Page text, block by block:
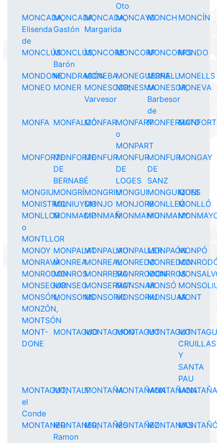
Oto
MONCADA,
Elisenda
de
MONCADA,
Gastón
MONCADA,
Margarida
MONCAYOMONCH MONCÍN
MONCLÚSMONCLÚS,
Barón
MONCORBMONCORPMONCORPSMONDO
MONDONEMONDRAGÓN
MONEBAMONEGUERRA
MONELLMONELLS
MONEO MONER MONESCOR,
Varvesor
MONESMAMONESOR,
Barbesor
de
MONEVA
MONFA MONFALCÓMONFARMONFART
o
MONPART
MONFERRATO
MONFORT
MONFORTEMONFORTE
DE
BERNABÉ
MONFURMONFUR
DE
LOGES
MONFUR
DE
SANZ
MONGAY
MONGIUMONGRÍMONGRIUMONGUIMONGUIQUES
MONI
MONISTROLMONIUYCHMONJO MONJORBMONLLEÓMONLLÓ
MONLLOR
o
MONTLLOR
MONMACIPMONMAÑMONMANIUMONMANY
MONOY MONPALATMONPALAUMONPALLERMONPAÓNMONPÓ
MONRAVÀMONREAMONREALMONREDOMONREDON
MONRODONMONROSMONRRERAMONRRODONMONRROS
MONSEGURMONSEOMONSERRATMONSNARMONSÓ
MONSÓN,
MONZÓN,
MONTSÓN
MONSONISMONSORIOMONSORIUMONSUARMONT
MONT-
DONE
MONTAGUDMONTAGUDOMONTAGUTMONTAGUT
CRUILLAS
Y
SANTA
PAU
MONTAGUT,
el
Conde
MONTALTMONTAÑAMONTAÑANAMONTAÑANA
MONTANERMONTANER,
Ramon
MONTAÑÉSMONTAÑEZMONTANIAS